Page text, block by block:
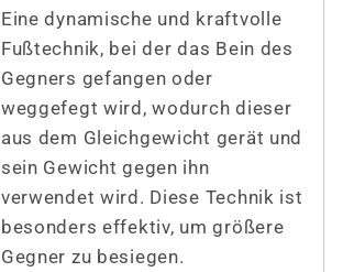
Eine dynamische und kraftvolle
Fußtechnik, bei der das Bein des
Gegners gefangen oder
weggefegt wird, wodurch dieser
aus dem Gleichgewicht gerät und
sein Gewicht gegen ihn
verwendet wird. Diese Technik ist
besonders effektiv, um größere
Gegner zu besiegen.